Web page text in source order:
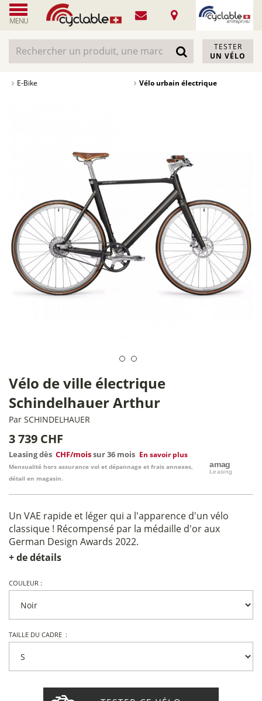
MENU
TESTER
UN VÉLO
E-Bike Vélo urbain électrique
Vélo de ville électrique
Schindelhauer Arthur
Par SCHINDELHAUER
3 739 CHF
Leasing dès CHF/moissur 36 mois En savoir plus
Mensualité hors assurance vol et dépannage et frais annexes,
détail en magasin.
Un VAE rapide et léger qui a l'apparence d'un vélo
classique ! Récompensé par la médaille d'or aux
German Design Awards 2022.
+ de détails
COULEUR :
TAILLE DU CADRE :